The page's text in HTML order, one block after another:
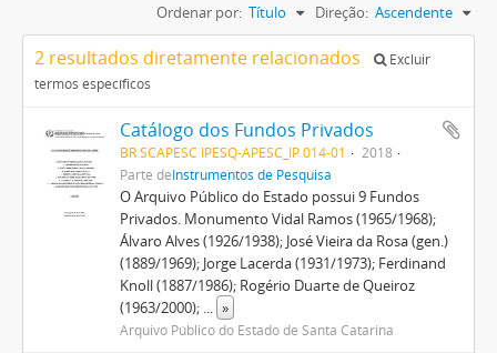
Ordenar por: Título Direção: Ascendente
2 resultados diretamente relacionados
Excluir
termos específicos
Catálogo dos Fundos Privados
BR SCAPESC IPESQ-APESC_IP 014-01
2018
Parte deInstrumentos de Pesquisa
O Arquivo Público do Estado possui 9 Fundos
Privados. Monumento Vidal Ramos (1965/1968);
Álvaro Alves (1926/1938); José Vieira da Rosa (gen.)
(1889/1969); Jorge Lacerda (1931/1973); Ferdinand
Knoll (1887/1986); Rogério Duarte de Queiroz
(1963/2000); ... »
Arquivo Público do Estado de Santa Catarina